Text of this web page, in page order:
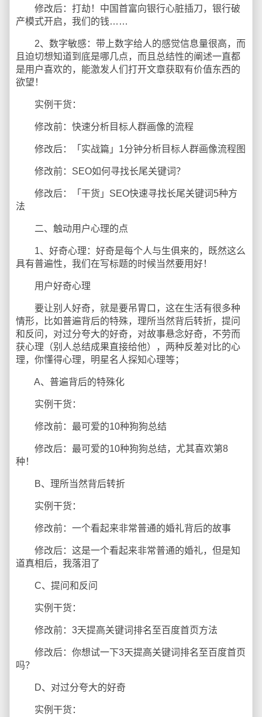
修改后：打劫！中国首富向银行心脏插刀，银行破
产模式开启，我们的钱……
2、数字敏感：带上数字给人的感觉信息量很高，而
且迫切想知道到底是哪几点，而且总结性的阐述一直都
是用户喜欢的，能激发人们打开文章获取有价值东西的
欲望！
实例干货：
修改前：快速分析目标人群画像的流程
修改后：「实战篇」1分钟分析目标人群画像流程图
修改前：SEO如何寻找长尾关键词？
修改后：「干货」SEO快速寻找长尾关键词5种方
法
二、触动用户心理的点
1、好奇心理：好奇是每个人与生俱来的，既然这么
具有普遍性，我们在写标题的时候当然要用好！
用户好奇心理
要让别人好奇，就是要吊胃口，这在生活有很多种
情形，比如普遍背后的特殊，理所当然背后转折，提问
和反问，对过分夸大的好奇，对故事悬念好奇，不劳而
获心理（别人总结成果直接给他），两种反差对比的心
理，你懂得心理，明星名人探知心理等；
A、普遍背后的特殊化
实例干货：
修改前：最可爱的10种狗狗总结
修改后：最可爱的10种狗狗总结，尤其喜欢第8
种！
B、理所当然背后转折
实例干货：
修改前：一个看起来非常普通的婚礼背后的故事
修改后：这是一个看起来非常普通的婚礼，但是知
道真相后，我落泪了
C、提问和反问
实例干货：
修改前：3天提高关键词排名至百度首页方法
修改后：你想试一下3天提高关键词排名至百度首页
吗？
D、对过分夸大的好奇
实例干货：